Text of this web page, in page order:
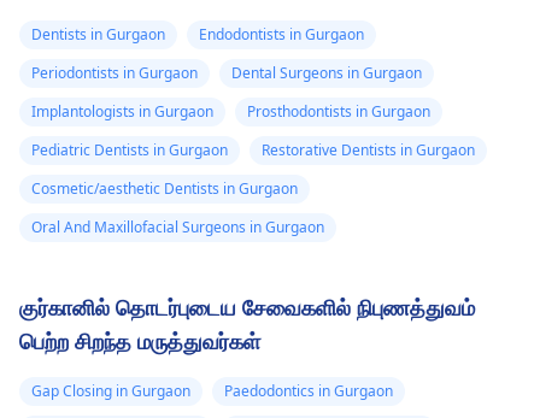
Dentists in Gurgaon
Endodontists in Gurgaon
Periodontists in Gurgaon
Dental Surgeons in Gurgaon
Implantologists in Gurgaon
Prosthodontists in Gurgaon
Pediatric Dentists in Gurgaon
Restorative Dentists in Gurgaon
Cosmetic/aesthetic Dentists in Gurgaon
Oral And Maxillofacial Surgeons in Gurgaon
குர்கானில் தொடர்புடைய சேவைகளில் நிபுணத்துவம்
பெற்ற சிறந்த மருத்துவர்கள்
Gap Closing in Gurgaon
Paedodontics in Gurgaon